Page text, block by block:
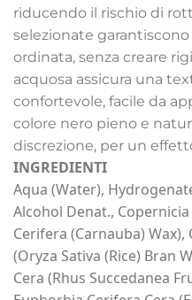
riducendo il rischio di
selezionate
ordinata, senza creare
acquosa assicura una
confortevole, facile da
colore nero pieno e
discrezione, per un
INGREDIENTI
Aqua (Water),
Alcohol Denat.,
Cerifera (Carnauba) Wax),
(Oryza Sativa (Rice) Bran
Cera (Rhus Succedanea